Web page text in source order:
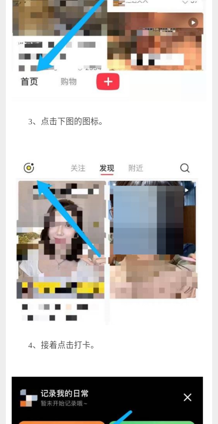
3、点击下图的图标。
4、接着点击打卡。